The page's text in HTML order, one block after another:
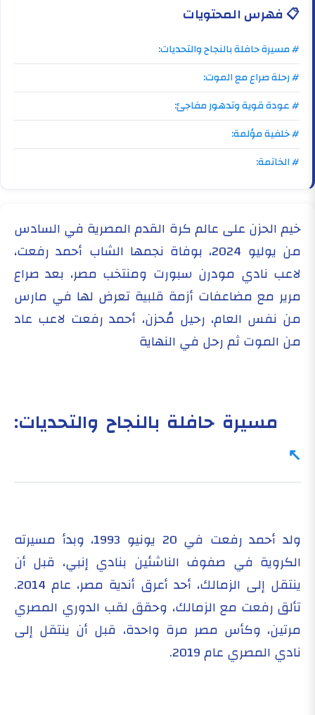
📋فهرس المحتويات
# مسيرة حافلة بالنجاح والتحديات:
# رحلة صراع مع الموت:
# عودة قوية وتدهور مفاجئ:
# خلفية مؤلمة:
# الخاتمة:
خيم الحزن على عالم كرة القدم المصرية في السادس
من يوليو 2024، بوفاة نجمها الشاب أحمد رفعت،
لاعب نادي مودرن سبورت ومنتخب مصر، بعد صراع
مرير مع مضاعفات أزمة قلبية تعرض لها في مارس
من نفس العام، رحيل مُحزن، أحمد رفعت لاعب عاد
من الموت ثم رحل في النهاية
مسيرة حافلة بالنجاح والتحديات:
ولد أحمد رفعت في 20 يونيو 1993، وبدأ مسيرته
الكروية في صفوف الناشئين بنادي إنبي، قبل أن
ينتقل إلى الزمالك، أحد أعرق أندية مصر، عام 2014.
تألق رفعت مع الزمالك، وحقق لقب الدوري المصري
مرتين، وكأس مصر مرة واحدة، قبل أن ينتقل إلى
نادي المصري عام 2019.